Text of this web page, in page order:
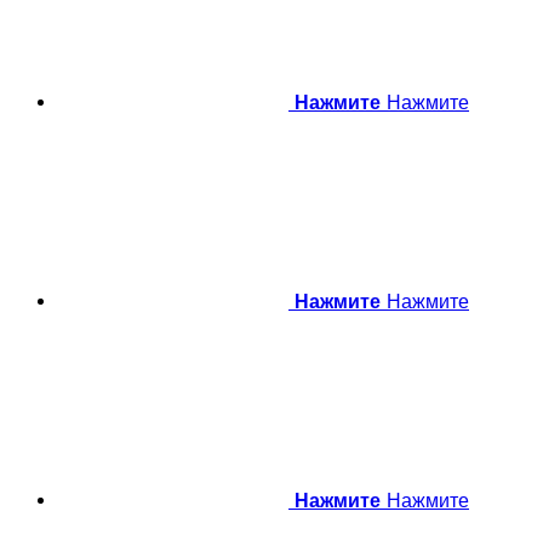
Нажмите Нажмите
Нажмите Нажмите
Нажмите Нажмите